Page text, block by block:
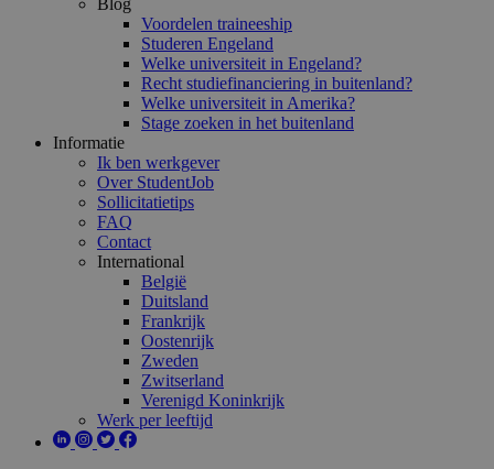
Blog
Voordelen traineeship
Studeren Engeland
Welke universiteit in Engeland?
Recht studiefinanciering in buitenland?
Welke universiteit in Amerika?
Stage zoeken in het buitenland
Informatie
Ik ben werkgever
Over StudentJob
Sollicitatietips
FAQ
Contact
International
België
Duitsland
Frankrijk
Oostenrijk
Zweden
Zwitserland
Verenigd Koninkrijk
Werk per leeftijd